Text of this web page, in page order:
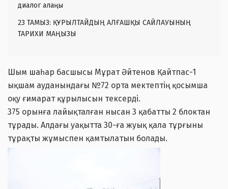
диалог алаңы
23 ТАМЫЗ: ҚҰРЫЛТАЙДЫҢ АЛҒАШҚЫ САЙЛАУЫНЫҢ
ТАРИХИ МАҢЫЗЫ
Шым шаһар басшысы Мұрат Әйтенов Қайтпас-1
ықшам ауданындағы №72 орта мектептің қосымша
оқу ғимарат құрылысын тексерді.
375 орынға лайықталған нысан 3 қабатты 2 блоктан
тұрады. Алдағы уақытта 30-ға жуық қала тұрғыны
тұрақты жұмыспен қамтылатын болады.